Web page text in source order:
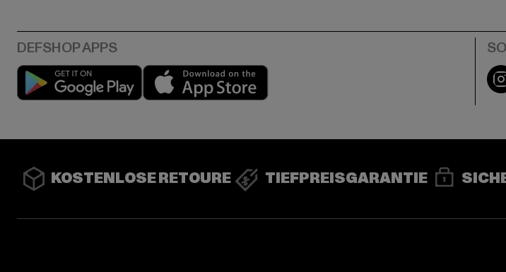
Play market
KOSTENLOSE RETOURE TIEFPREISGARANTIE